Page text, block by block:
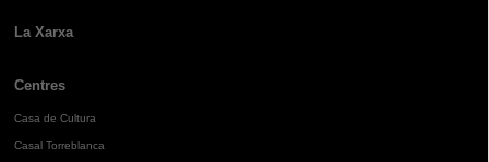
La Xarxa
Centres
Casa de Cultura
Casal Torreblanca